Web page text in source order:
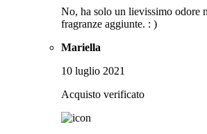
No, ha solo un lievissimo odore
fragranze aggiunte. : )
Mariella
10 luglio 2021
Acquisto verificato